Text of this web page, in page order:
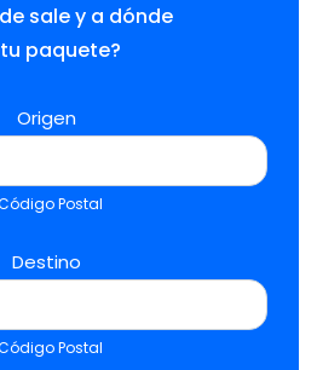
sale y a dónde
paquete?
Origen
Postal
Destino
Postal